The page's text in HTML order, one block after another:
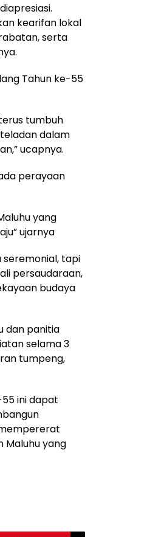
kearifan lokal
serta
Tahun ke-55
tumbuh
dalam
ucapnya.
perayaan
yang
ujarnya
seremonial, tapi
persaudaraan,
budaya
dan panitia
selama 3
tumpeng,
ini dapat
Maluhu yang